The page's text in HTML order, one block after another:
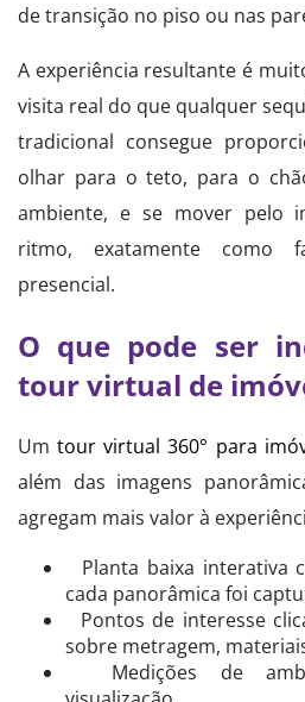
de transição no piso ou nas
A experiência resultante é
visita real do que qualquer
tradicional consegue
olhar para o teto, para o
ambiente, e se mover pelo
ritmo, exatamente como
presencial.
O que pode ser
tour virtual de
Umtour virtual 360° para
além das imagens
agregam mais valor à
Planta baixa interativa
cada panorâmica foi
Pontos de interesse
sobre metragem,
Medições de